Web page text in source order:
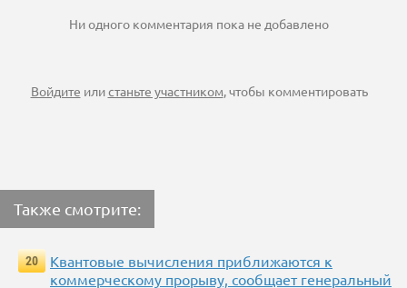
Ни одного комментария пока не добавлено
Войдите илистаньте участником, чтобы комментировать
Также смотрите:
20
Квантовые вычисления приближаются к
коммерческому прорыву, сообщает генеральный